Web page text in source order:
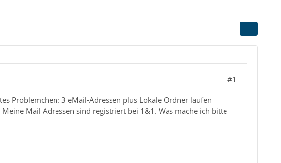
#1
Problemchen: 3 eMail-Adressen plus Lokale Ordner laufen
Mail Adressen sind registriert bei 1&1. Was mache ich bitte